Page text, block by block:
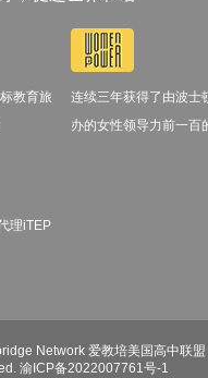
教育旅
连续三年获得了由波士
办的女性领导力前一百
理iTEP
Network 爱教培美国高中联
渝ICP备2022007761号-1